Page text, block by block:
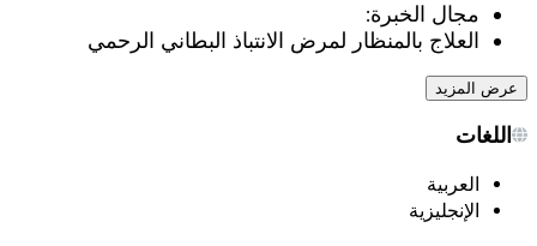
مجال الخبرة:
العلاج بالمنظار لمرض الانتباذ البطاني الرحمي
عرض المزيد
اللغات
العربية
الإنجليزية